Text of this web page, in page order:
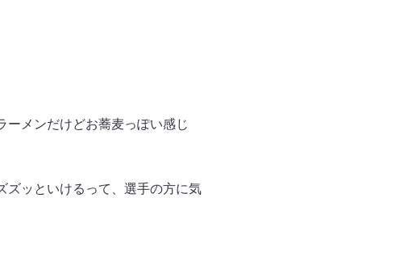
ーメンだけどお蕎麦っぽい感じ
ズッといけるって、選手の方に気